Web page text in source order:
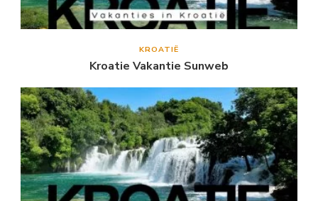
KROATIË
Kroatie Vakantie Sunweb